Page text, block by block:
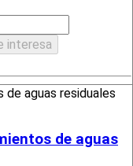
de aguas